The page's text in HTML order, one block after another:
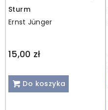
Sturm
Ernst Jünger
15,00 zł
Do koszyka